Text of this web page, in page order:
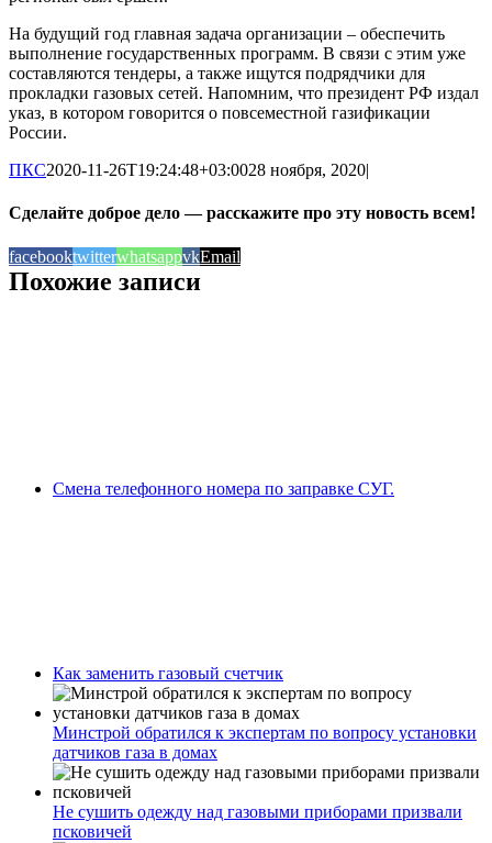
На будущий год главная задача организации – обеспечить
выполнение государственных программ. В связи с этим уже
составляются тендеры, а также ищутся подрядчики для
прокладки газовых сетей. Напомним, что президент РФ издал
указ, в котором говорится о повсеместной газификации
России.
ПКС2020-11-26T19:24:48+03:0028 ноября, 2020|
Сделайте доброе дело — расскажите про эту новость всем!
facebooktwitterwhatsappvkEmail
Похожие записи
Смена телефонного номера по заправке СУГ.
Как заменить газовый счетчик
Минстрой обратился к экспертам по вопросу установки
датчиков газа в домах
Не сушить одежду над газовыми приборами призвали
псковичей